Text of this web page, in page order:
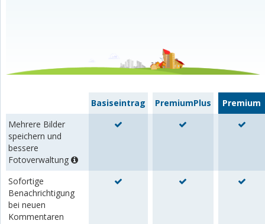
Basiseintrag PremiumPlus
Premium
Mehrere Bilder
speichern und
bessere
Fotoverwaltung
Sofortige
Benachrichtigung
bei neuen
Kommentaren